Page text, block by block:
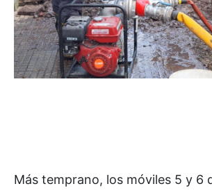
Más temprano, los móviles 5 y 6